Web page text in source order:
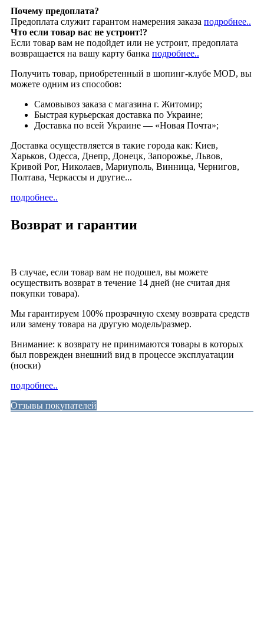
Почему предоплата?
Предоплата служит гарантом намерения заказа подробнее..
Что если товар вас не устроит!?
Если товар вам не подойдет или не устроит, предоплата
возвращается на вашу карту банка подробнее..
Получить товар, приобретенный в шопинг-клубе MOD, вы
можете одним из способов:
Cамовывоз заказа с магазина г. Житомир;
Быстрая курьерская доставка по Украине;
Доставка по всей Украине — «Новая Почта»;
Доставка осуществляется в такие города как: Киев,
Харьков, Одесса, Днепр, Донецк, Запорожье, Львов,
Кривой Рог, Николаев, Мариуполь, Винница, Чернигов,
Полтава, Черкассы и другие...
подробнее..
Возврат и гарантии
В случае, если товар вам не подошел, вы можете
осуществить возврат в течение 14 дней (не считая дня
покупки товара).
Мы гарантируем 100% прозрачную схему возврата средств
или замену товара на другую модель/размер.
Внимание: к возврату не принимаются товары в которых
был поврежден внешний вид в процессе эксплуатации
(носки)
подробнее..
Отзывы покупателей